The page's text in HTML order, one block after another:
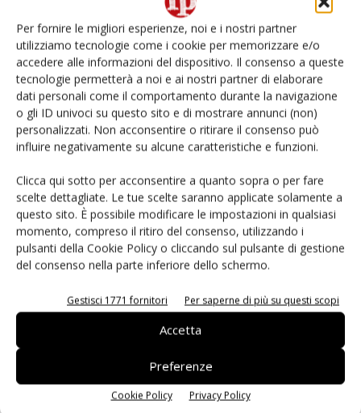
Per fornire le migliori esperienze, noi e i nostri partner
utilizziamo tecnologie come i cookie per memorizzare e/o
accedere alle informazioni del dispositivo. Il consenso a queste
tecnologie permetterà a noi e ai nostri partner di elaborare
dati personali come il comportamento durante la navigazione
o gli ID univoci su questo sito e di mostrare annunci (non)
personalizzati. Non acconsentire o ritirare il consenso può
influire negativamente su alcune caratteristiche e funzioni.
Clicca qui sotto per acconsentire a quanto sopra o per fare
scelte dettagliate. Le tue scelte saranno applicate solamente a
questo sito. È possibile modificare le impostazioni in qualsiasi
momento, compreso il ritiro del consenso, utilizzando i
pulsanti della Cookie Policy o cliccando sul pulsante di gestione
del consenso nella parte inferiore dello schermo.
Gestisci 1771 fornitori Per saperne di più su questi scopi
Accetta
Preferenze
Cookie Policy Privacy Policy
(Agribologna): “Lavoriamo per
un modello di irrigazione 4.0”
System con fatturato in
crescita e nuovi piani di
sviluppo
Daniele Colombo
Apofruit, estate da record per il bio:
doppia cifra